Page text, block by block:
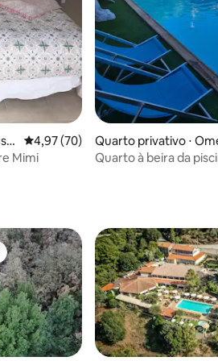
4,97 de uma avaliação média de 5,
4,97 (70)
Mimi
Quarto privativo ⋅
Quarto à beira da
dos hóspedes